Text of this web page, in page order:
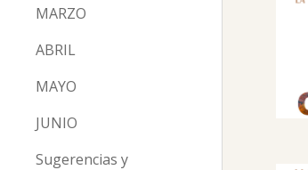
MARZO
ABRIL
MAYO
JUNIO
Sugerencias y